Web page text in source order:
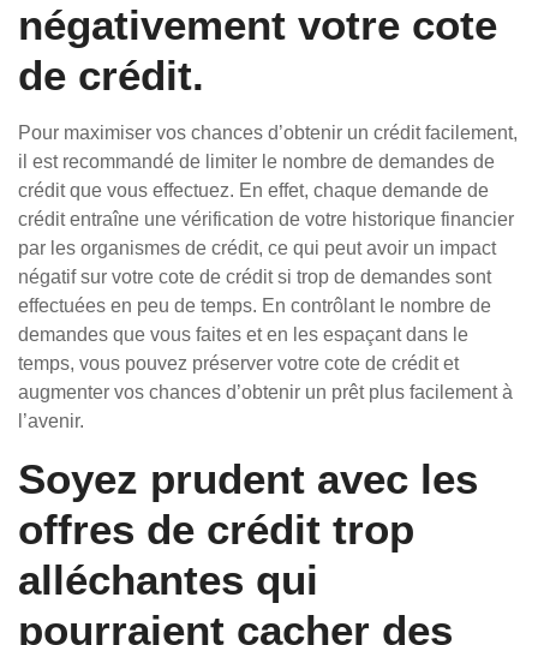
négativement votre cote
de crédit.
Pour maximiser vos chances d’obtenir un crédit facilement,
il est recommandé de limiter le nombre de demandes de
crédit que vous effectuez. En effet, chaque demande de
crédit entraîne une vérification de votre historique financier
par les organismes de crédit, ce qui peut avoir un impact
négatif sur votre cote de crédit si trop de demandes sont
effectuées en peu de temps. En contrôlant le nombre de
demandes que vous faites et en les espaçant dans le
temps, vous pouvez préserver votre cote de crédit et
augmenter vos chances d’obtenir un prêt plus facilement à
l’avenir.
Soyez prudent avec les
offres de crédit trop
alléchantes qui
pourraient cacher des